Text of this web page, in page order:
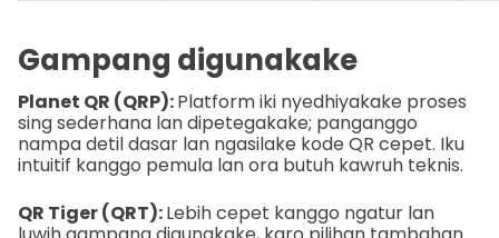
Gampang digunakake
Planet QR (QRP):Platform iki nyedhiyakake proses
sing sederhana lan dipetegakake; panganggo
nampa detil dasar lan ngasilake kode QR cepet. Iku
intuitif kanggo pemula lan ora butuh kawruh teknis.
QR Tiger (QRT):Lebih cepet kanggo ngatur lan